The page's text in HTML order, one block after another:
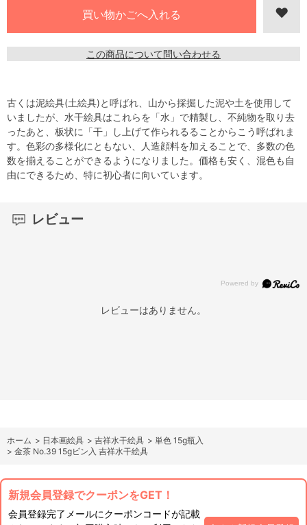
この商品について問い合わせる
古くは泥絵具(土絵具)と呼ばれ、山から採掘した泥や土を使用して
いましたが、水干絵具はこれらを「水」で精製し、不純物を取り去
ったあと、板状に「干」し上げて作られるることからこう呼ばれま
す。色彩の多様化にともない、人造顔料を加えることで、多数の色
数を揃えることができるようになりました。価格も安く、混色も自
由にできるため、特に初心者に向いています。
レビュー
レビューはありません。
ホーム > 日本画絵具 > 吉祥水干絵具 > 単色 15g瓶入
> 金茶 No.39 15gビン入 吉祥水干絵具
新規会員登録でクーポンをGET！
会員登録完了メールにクーポンコードが記載